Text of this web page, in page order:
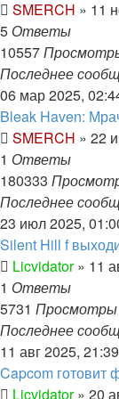
SMERCH » 11
5 Ответы
10557
Последнее
06 мар 2025,
Bleak Haven:
SMERCH » 22
1 Ответы
180333
Последнее
23 июл 2025,
Silent Hill f
Licvidator» 11
1 Ответы
5731 Просмотры
Последнее
11 авг 2025, 21:39
Capcom готовит
Licvidator» 20